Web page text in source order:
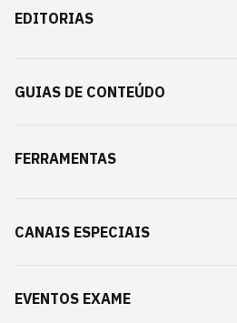
EDITORIAS
GUIAS DE CONTEÚDO
FERRAMENTAS
CANAIS ESPECIAIS
EVENTOS EXAME